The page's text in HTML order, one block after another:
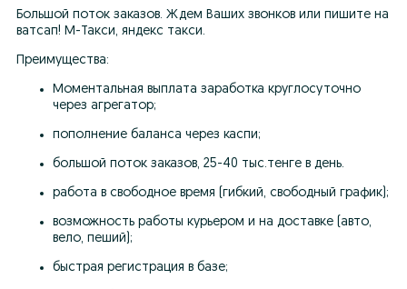
Большой поток заказов. Ждем Ваших звонков или пишите на
ватсап! М-Такси, яндекс такси.
Преимущества:
Моментальная выплата заработка круглосуточно
через агрегатор;
пополнение баланса через каспи;
большой поток заказов, 25-40 тыс.тенге в день.
работа в свободное время (гибкий, свободный график);
возможность работы курьером и на доставке (авто,
вело, пеший);
быстрая регистрация в базе;